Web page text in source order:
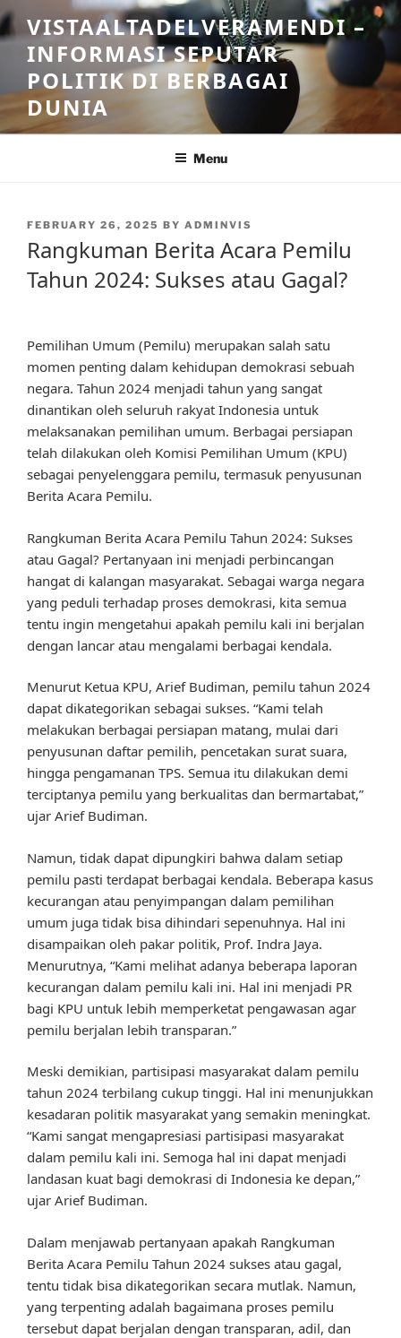
Skip
to
content
VISTAALTADELVERAMENDI –
INFORMASI SEPUTAR
POLITIK DI BERBAGAI
DUNIA
Menu
POSTED
FEBRUARY 26, 2025 BY ADMINVIS
Rangkuman Berita Acara Pemilu
Tahun 2024: Sukses atau Gagal?
Pemilihan Umum (Pemilu) merupakan salah satu
momen penting dalam kehidupan demokrasi sebuah
negara. Tahun 2024 menjadi tahun yang sangat
dinantikan oleh seluruh rakyat Indonesia untuk
melaksanakan pemilihan umum. Berbagai persiapan
telah dilakukan oleh Komisi Pemilihan Umum (KPU)
sebagai penyelenggara pemilu, termasuk penyusunan
Berita Acara Pemilu.
Rangkuman Berita Acara Pemilu Tahun 2024: Sukses
atau Gagal? Pertanyaan ini menjadi perbincangan
hangat di kalangan masyarakat. Sebagai warga negara
yang peduli terhadap proses demokrasi, kita semua
tentu ingin mengetahui apakah pemilu kali ini berjalan
dengan lancar atau mengalami berbagai kendala.
Menurut Ketua KPU, Arief Budiman, pemilu tahun 2024
dapat dikategorikan sebagai sukses. “Kami telah
melakukan berbagai persiapan matang, mulai dari
penyusunan daftar pemilih, pencetakan surat suara,
hingga pengamanan TPS. Semua itu dilakukan demi
terciptanya pemilu yang berkualitas dan bermartabat,”
ujar Arief Budiman.
Namun, tidak dapat dipungkiri bahwa dalam setiap
pemilu pasti terdapat berbagai kendala. Beberapa kasus
kecurangan atau penyimpangan dalam pemilihan
umum juga tidak bisa dihindari sepenuhnya. Hal ini
disampaikan oleh pakar politik, Prof. Indra Jaya.
Menurutnya, “Kami melihat adanya beberapa laporan
kecurangan dalam pemilu kali ini. Hal ini menjadi PR
bagi KPU untuk lebih memperketat pengawasan agar
pemilu berjalan lebih transparan.”
Meski demikian, partisipasi masyarakat dalam pemilu
tahun 2024 terbilang cukup tinggi. Hal ini menunjukkan
kesadaran politik masyarakat yang semakin meningkat.
“Kami sangat mengapresiasi partisipasi masyarakat
dalam pemilu kali ini. Semoga hal ini dapat menjadi
landasan kuat bagi demokrasi di Indonesia ke depan,”
ujar Arief Budiman.
Dalam menjawab pertanyaan apakah Rangkuman
Berita Acara Pemilu Tahun 2024 sukses atau gagal,
tentu tidak bisa dikategorikan secara mutlak. Namun,
yang terpenting adalah bagaimana proses pemilu
tersebut dapat berjalan dengan transparan, adil, dan